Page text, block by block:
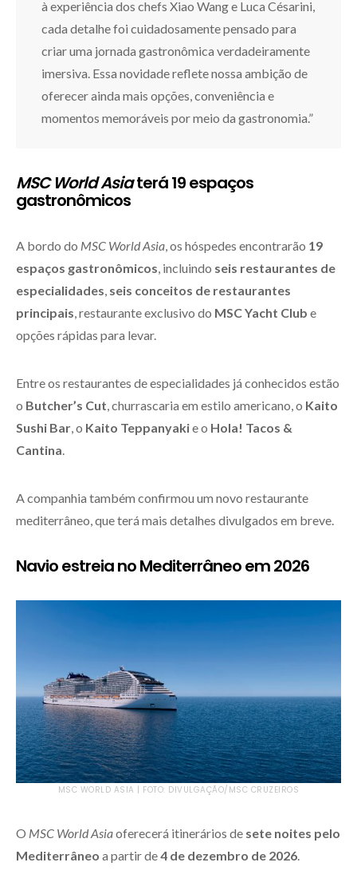
à experiência dos chefs Xiao Wang e Luca Césarini,
cada detalhe foi cuidadosamente pensado para
criar uma jornada gastronômica verdadeiramente
imersiva. Essa novidade reflete nossa ambição de
oferecer ainda mais opções, conveniência e
momentos memoráveis por meio da gastronomia.”
MSC World Asiaterá 19 espaços
gastronômicos
A bordo do MSC World Asia , os hóspedes encontrarão 19
espaços gastronômicos , incluindo seis restaurantes de
especialidades seis conceitos de restaurantes
principais , restaurante exclusivo do MSC Yacht Club e
opções rápidas para levar.
Entre os restaurantes de especialidades já conhecidos estão
o Butcher’s Cut , churrascaria em estilo americano, o Kaito
Sushi Bar , o Kaito Teppanyakie o Hola! Tacos &
Cantina
A companhia também confirmou um novo restaurante
mediterrâneo, que terá mais detalhes divulgados em breve.
Navio estreia no Mediterrâneo em 2026
MSC WORLD ASIA | FOTO: DIVULGAÇÃO/MSC CRUZEIROS
O MSC World Asiaoferecerá itinerários de sete noites pelo
Mediterrâneo a partir de4 de dezembro de 2026.